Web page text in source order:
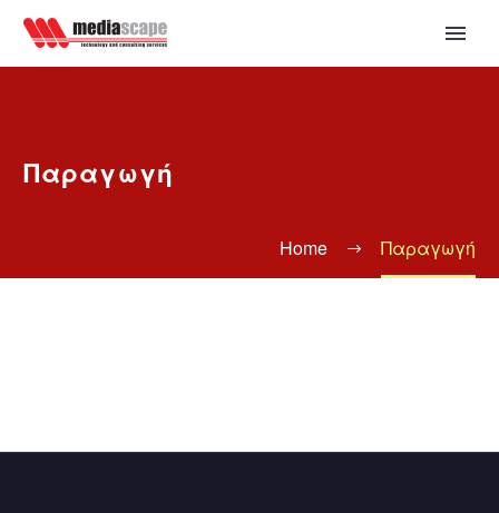
Παραγωγή
Home Παραγωγή